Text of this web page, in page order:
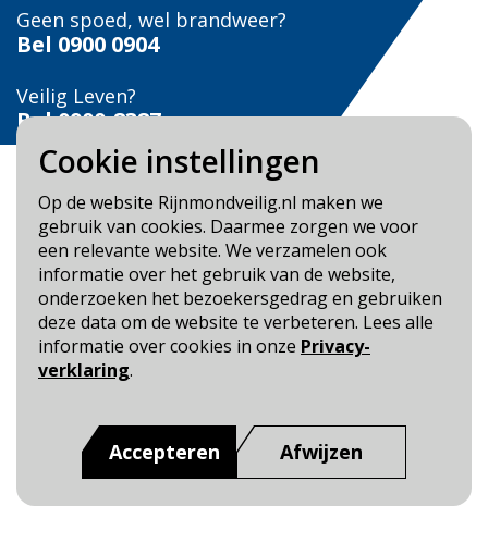
Cookie instellingen
Op de website Rijnmondveilig.nl maken we
gebruik van cookies. Daarmee zorgen we voor
een relevante website. We verzamelen ook
informatie over het gebruik van de website,
onderzoeken het bezoekersgedrag en gebruiken
deze data om de website te verbeteren. Lees alle
informatie over cookies in onze Privacy-
verklaring.
Accepteren Afwijzen
Geen spoed, wel brandweer?
Bel 0900 0904
Veilig Leven?
Bel 0900-8387
Blijf op de hoogte
Cookie- en Privacybeleid
Toegankelijkheid